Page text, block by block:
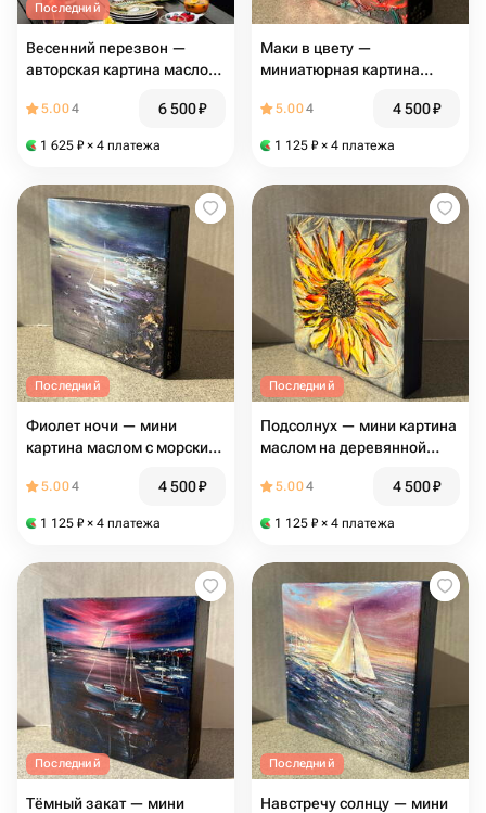
Последний
Весенний перезвон —
авторская картина маслом
интерьерная живопись
5.004 6 500₽
1 625 ₽ × 4 платежа
Маки в цвету —
миниатюрная картина
маками, оригинальный
5.004 4 500₽
1 125 ₽ × 4 платежа
Последний
Фиолет ночи — мини
картина маслом с морским
5.004 4 500₽
1 125 ₽ × 4 платежа
Последний
Подсолнух — мини картина
маслом на деревянной
подарок
5.004 4 500₽
1 125 ₽ × 4 платежа
Последний
Тёмный закат — мини
Последний
Навстречу солнцу — мини